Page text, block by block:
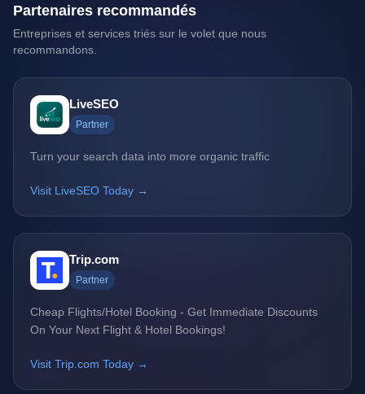
Partenaires recommandés
Entreprises et services triés sur le volet que nous
recommandons.
LiveSEO
Partner
Turn your search data into more organic traffic
Visit LiveSEO Today →
Trip.com
Partner
Cheap Flights/Hotel Booking - Get Immediate Discounts
On Your Next Flight & Hotel Bookings!
Visit Trip.com Today →